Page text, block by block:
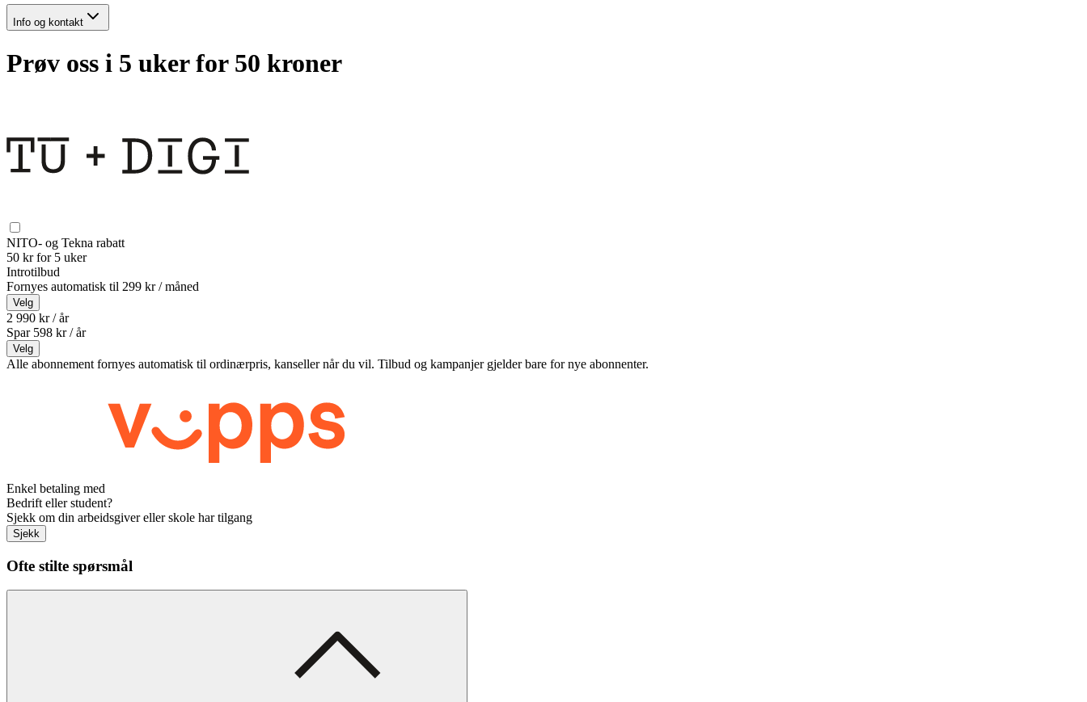
Info og kontakt
Prøv oss i 5 uker for 50 kroner
NITO- og Tekna rabatt
50 kr for 5 uker
Introtilbud
Fornyes automatisk til 299 kr / måned
Velg
2 990 kr / år
Spar 598 kr /år
Velg
Alle abonnement fornyes automatisk til ordinærpris, kanseller når du vil. Tilbud og kampanjer gjelder bare for nye abonnenter.
Enkel betaling med
Bedrift eller student?
Sjekk om din arbeidsgiver eller skole har tilgang
Sjekk
Ofte stilte spørsmål